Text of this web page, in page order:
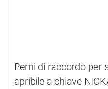
Perni di raccordo per
apribile a chiave